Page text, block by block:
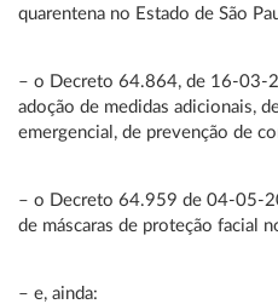
quarentena no Estado de São
– o Decreto 64.864, de 16-03-
adoção de medidas adicionais,
emergencial, de prevenção de
– o Decreto 64.959 de 04-05-
de máscaras de proteção facial
– e, ainda: